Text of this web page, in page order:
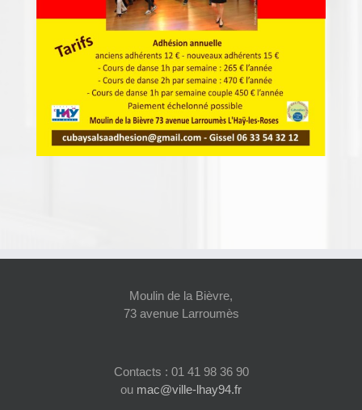
Moulin de la Bièvre,
73 avenue Larroumès
Contacts : 01 41 98 36 90
ou mac@ville-lhay94.fr